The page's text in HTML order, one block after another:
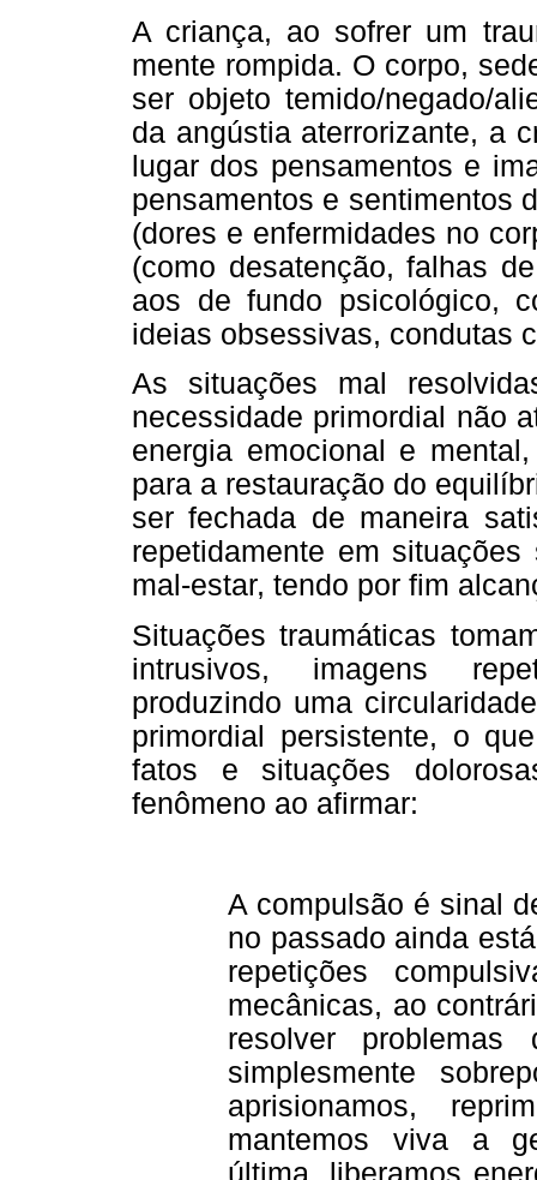
A criança, ao sofrer um
mente rompida. O corpo,
ser objeto temido/negado/
da angústia aterrorizante, a
lugar dos pensamentos e
pensamentos e sentimentos
(dores e enfermidades no
(como desatenção, falhas
aos de fundo psicológico,
ideias obsessivas, condutas
As situações mal
necessidade primordial não
energia emocional e
para a restauração do
ser fechada de maneira
repetidamente em
mal-estar, tendo por fim
Situações traumáticas
intrusivos, imagens
produzindo uma
primordial persistente, o
fatos e situações
fenômeno ao afirmar:
A compulsão é sinal
no passado ainda
repetições
mecânicas, ao
resolver
simplesmente
aprisionamos,
mantemos viva a
última, liberamos